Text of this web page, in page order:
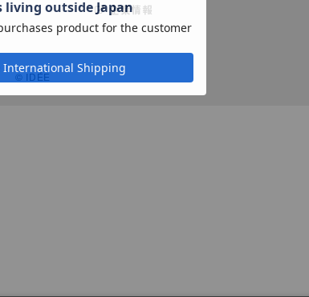
企業情報
© IDÉE